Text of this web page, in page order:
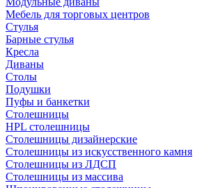
Мебель для торговых центров
Стулья
Барные стулья
Кресла
Диваны
Столы
Подушки
Пуфы и банкетки
Столешницы
HPL столешницы
Столешницы дизайнерские
Столешницы из искусственного камня
Столешницы из ЛДСП
Столешницы из массива